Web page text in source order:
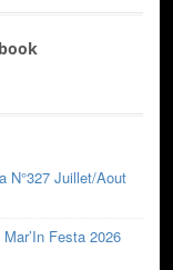
N°327 Juillet/Aout
Festa 2026